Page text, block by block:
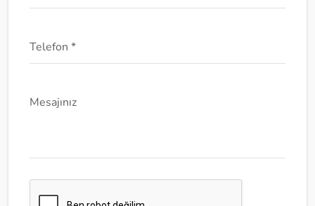
Telefon *
Mesajınız